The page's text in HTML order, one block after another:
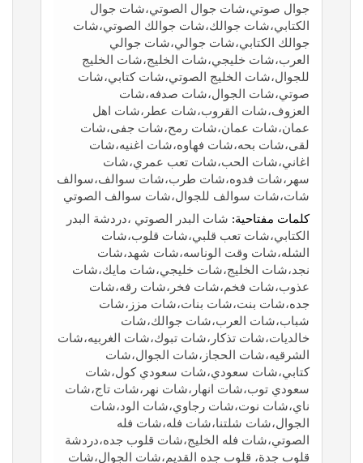
جوال صوتي،شات جوال الصوتي،شات جوال
الكتابي،شات جوالك،شات جوالك الصوتي،شات
جوالك الكتابي،شات جوالي،شات جوالي
العرب،شات خليجي،شات الخليج،شات الخليج
للجوال،شات الخليج الصوتي،شات كتابي،شات
صوتي،شات الجوال،شات صدفه،شات
العزوف،شات القروب،شات عطر،شات اهل
عمان،شات عمان،شات رمح،شات جفى،شات
لقى،شات بحه،شات فهاوه،شات اغنيه،شات
اغاني،شات الحب،شات تعب عمري،شات
سهر،شات فدوه،شات طرب،شات سوالف،سوالف
شات،شات سوالف للجوال،شات سوالف الصوتي
كلمات مفتاحية: شات البدر الصوتي ،دردشة البدر
الكتابي،شات تعب قلبي،شات قلوب،شات
الشله،شات وقت الوناسه،شات شهد،شات
نجد،شات الخليج،شات خليجي،شات مايك،شات
عذوب،شات فخم،شات فخر،شات رقه،شات
جده،شات بنت،شات بنات،شات مزز،شات
شباب،شات العرب،شات جوالك،شات
خالديات،شات تذكار،شات تبوك،شات الغربيه،شات
الشرقيه،شات الحجاز،شات الجوال،شات
كتابي،شات سعودي،شات سعودي كول،شات
سعودي توب،شات انهار،شات نهر،شات تاج،شات
ناي،شات نوت،شات رجاوي،شات الود،شات
الجوال،شات شلتنا،شات فله،شات فله
الصوتي،شات فله الخليج،شات قلوب جده،دردشة
قلوب جدة، قلوب جده القديم،شات الجوال،شات